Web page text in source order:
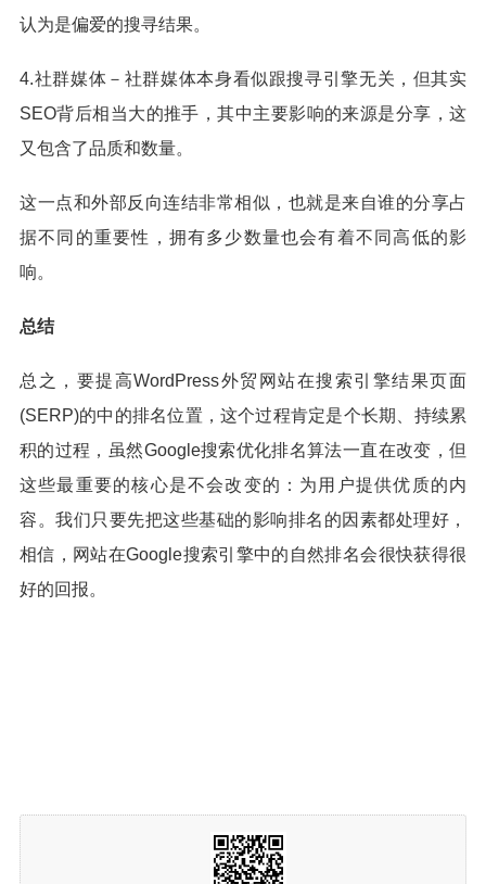
认为是偏爱的搜寻结果。
4.社群媒体－社群媒体本身看似跟搜寻引擎无关，但其实
SEO背后相当大的推手，其中主要影响的来源是分享，这
又包含了品质和数量。
这一点和外部反向连结非常相似，也就是来自谁的分享占
据不同的重要性，拥有多少数量也会有着不同高低的影
响。
总结
总之，要提高WordPress外贸网站在搜索引擎结果页面
(SERP)的中的排名位置，这个过程肯定是个长期、持续累
积的过程，虽然Google搜索优化排名算法一直在改变，但
这些最重要的核心是不会改变的：为用户提供优质的内
容。我们只要先把这些基础的影响排名的因素都处理好，
相信，网站在Google搜索引擎中的自然排名会很快获得很
好的回报。